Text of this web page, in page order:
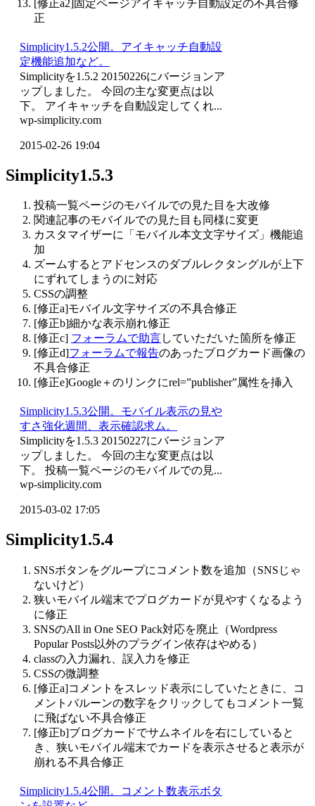
[修正a2]固定ページアイキャッチ自動設定の不具合修
正
Simplicity1.5.2公開。アイキャッチ自動設
定機能追加など。
Simplicityを1.5.2 20150226にバージョンア
ップしました。 今回の主な変更点は以
下。 アイキャッチを自動設定してくれ...
wp-simplicity.com
2015-02-26 19:04
Simplicity1.5.3
投稿一覧ページのモバイルでの見た目を大改修
関連記事のモバイルでの見た目も同様に変更
カスタマイザーに「モバイル本文文字サイズ」機能追
加
ズームするとアドセンスのダブルレクタングルが上下
にずれてしまうのに対応
CSSの調整
[修正a]モバイル文字サイズの不具合修正
[修正b]細かな表示崩れ修正
[修正c] フォーラムで助言していただいた箇所を修正
[修正d]フォーラムで報告のあったブログカード画像の
不具合修正
[修正e]Google＋のリンクにrel=”publisher”属性を挿入
Simplicity1.5.3公開。モバイル表示の見や
すさ強化週間、表示確認求ム。
Simplicityを1.5.3 20150227にバージョンア
ップしました。 今回の主な変更点は以
下。 投稿一覧ページのモバイルでの見...
wp-simplicity.com
2015-03-02 17:05
Simplicity1.5.4
SNSボタンをグループにコメント数を追加（SNSじゃ
ないけど）
狭いモバイル端末でプログカードが見やすくなるよう
に修正
SNSのAll in One SEO Pack対応を廃止（Wordpress
Popular Posts以外のプラグイン依存はやめる）
classの入力漏れ、誤入力を修正
CSSの微調整
[修正a]コメントをスレッド表示にしていたときに、コ
メントバルーンの数字をクリックしてもコメント一覧
に飛ばない不具合修正
[修正b]ブログカードでサムネイルを右にしていると
き、狭いモバイル端末でカードを表示させると表示が
崩れる不具合修正
Simplicity1.5.4公開。コメント数表示ボタ